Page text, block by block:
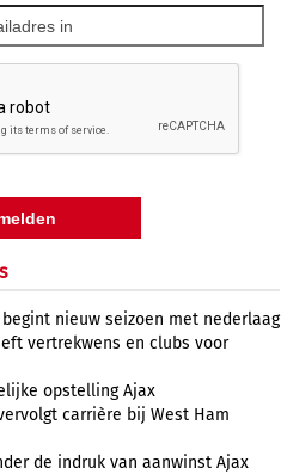
begint nieuw seizoen met nederlaag
vertrekwens en clubs voor
opstelling Ajax
carrière bij West Ham
de indruk van aanwinst Ajax